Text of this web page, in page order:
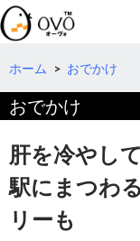
検
索
コ
テ
ツ
へ
動
ホーム > おでかけ
おでかけ
肝を冷やし
駅にまつわ
リーも